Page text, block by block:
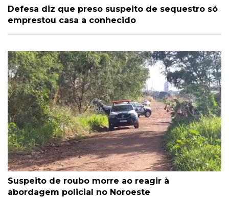
Defesa diz que preso suspeito de sequestro só
emprestou casa a conhecido
Suspeito de roubo morre ao reagir à
abordagem policial no Noroeste